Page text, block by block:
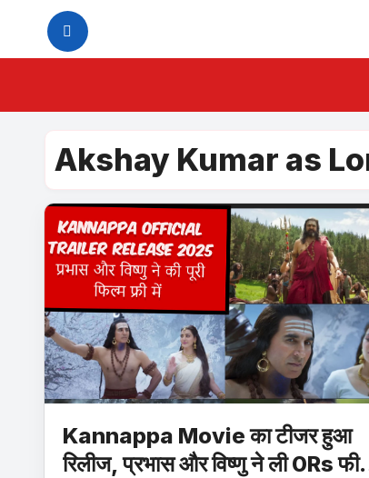
content
Akshay Kumar as
Kannappa Movie का टीजर हुआ
रिलीज, प्रभास और विष्णु ने ली 0Rs